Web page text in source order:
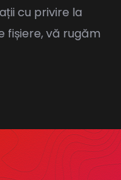
cu privire la
fișiere, vă rugăm